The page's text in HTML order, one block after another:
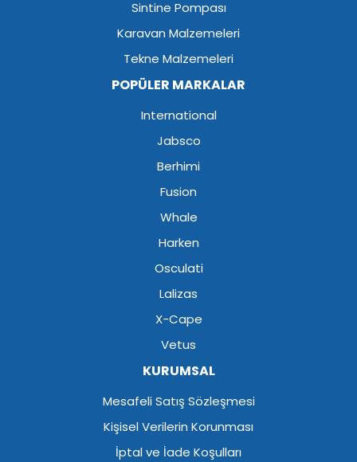
Sintine Pompası
Karavan Malzemeleri
Tekne Malzemeleri
POPÜLER MARKALAR
International
Jabsco
Berhimi
Fusion
Whale
Harken
Osculati
Lalizas
X-Cape
Vetus
KURUMSAL
Mesafeli Satış Sözleşmesi
Kişisel Verilerin Korunması
İptal ve İade Koşulları